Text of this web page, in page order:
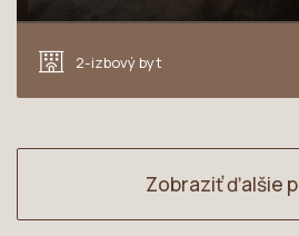
2-izbový byt
Zobraziť ďalšie